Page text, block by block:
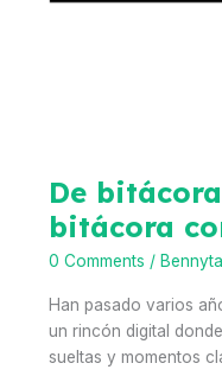
De
bitácora
0 Comments /
Han pasado varios
un rincón digital
sueltas y momentos